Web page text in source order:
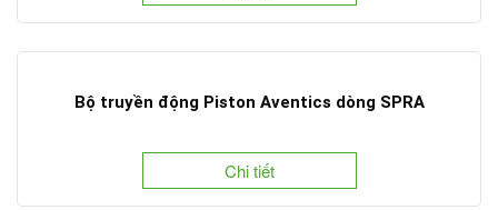
Bộ truyền động Piston Aventics dòng SPRA
Chi tiết